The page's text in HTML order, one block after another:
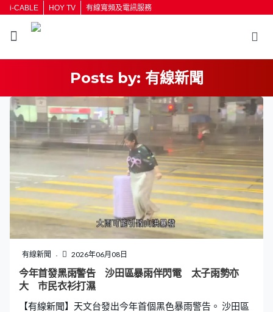
i-CABLE HOY TV 有線寬頻及電訊服務
Posts by: 有線新聞
有線新聞 2026年06月08日
今年首發黑雨警告 沙田區暴雨伴閃電 太子雨勢亦
大 市民衣衫打濕
【有線新聞】天文台發出今年首個黑色暴雨警告。 沙田區